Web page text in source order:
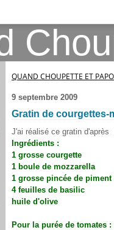
QUAND CHOUPETTE ET
9 septembre 2009
Gratin de courgettes-
J'ai réalisé ce gratin d'après
Ingrédients :
1 grosse courgette
1 boule de mozzarella
1 grosse pincée de piment
4 feuilles de basilic
huile d'olive
Pour la purée de tomates :